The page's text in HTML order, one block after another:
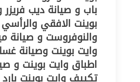
باب و صيانة ديب فريزر
بوينت الافقي والرأسي
والنوفروست و صيانة
وايت بوينت وصيانة
اطباق وايت بوينت و
تكييف وايت بوينت